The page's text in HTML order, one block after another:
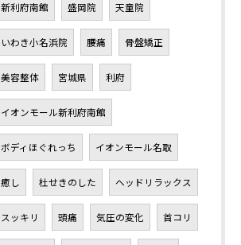
新利府南館 盛岡院 天童院
いわき小名浜院 腰痛 骨盤矯正
美容整体 宮城県 利府
イオンモール新利府南館
ボディほぐれっち イオンモール名取
癒し 杜せきのした ヘッドリラックス
スッキリ 頭痛 気圧の変化 首コリ